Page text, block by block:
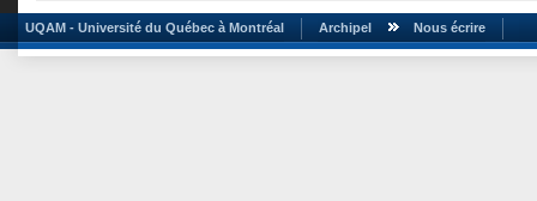
UQAM - Université du Québec à Montréal Archipel Nous écrire